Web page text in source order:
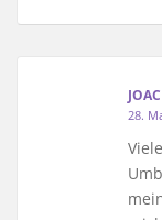
28.